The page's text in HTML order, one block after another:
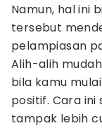
Namun, hal ini
tersebut
pelampiasan
Alih-alih
bila kamu
positif. Cara
tampak lebih